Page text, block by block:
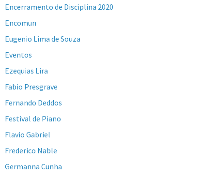
Encerramento de Disciplina 2020
Encomun
Eugenio Lima de Souza
Eventos
Ezequias Lira
Fabio Presgrave
Fernando Deddos
Festival de Piano
Flavio Gabriel
Frederico Nable
Germanna Cunha